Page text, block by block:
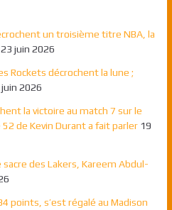
un troisième titre NBA, la
23 juin 2026
Rockets décrochent la lune ;
2026
la victoire au match 7 sur le
de Kevin Durant a fait parler 19
des Lakers, Kareem Abdul-
points, s’est régalé au Madison